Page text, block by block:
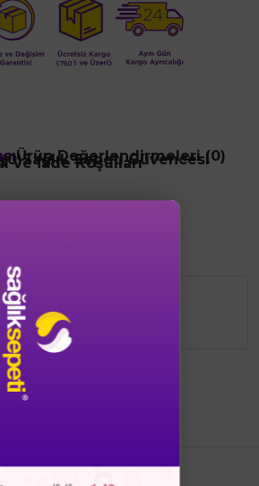
Ürün Değerlendirmeleri (0)
Sağlık Sepeti Güvencesi
ve İade Koşulları
düzenlenme